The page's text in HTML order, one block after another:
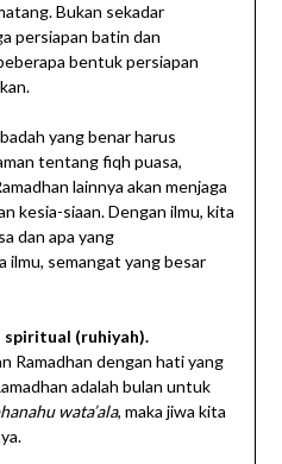
Bukan sekadar
persiapan batin dan
bentuk persiapan
yang benar harus
tentang fiqh puasa,
lainnya akan menjaga
kesia-siaan. Dengan ilmu, kita
dan apa yang
ilmu, semangat yang besar
spiritual (ruhiyah).
Ramadhan dengan hati yang
adalah bulan untuk
wata’ala, maka jiwa kita